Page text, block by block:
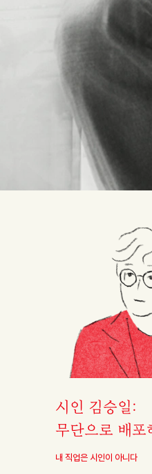
시인 김승일:
무단으로 배포
내 직업은 시인이 아니다